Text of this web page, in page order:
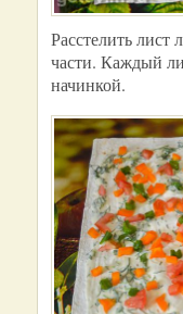
Расстелить лист
части. Каждый
начинкой.